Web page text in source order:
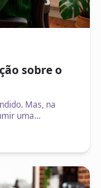
sobre o
Mas, na
uma
com
milhões de
ao